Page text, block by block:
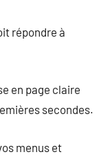
répondre à
en page claire
secondes.
menus et